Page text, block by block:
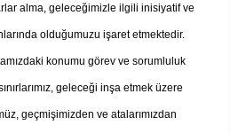
alma, geleceğimizle ilgili inisiyatif ve
olduğumuzu işaret etmektedir.
konumu görev ve sorumluluk
geleceği inşa etmek üzere
geçmişimizden ve atalarımızdan